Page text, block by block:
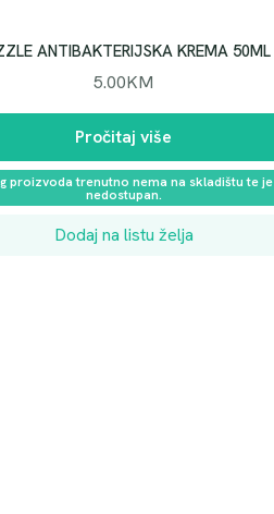
ANTIBAKTERIJSKA KREMA 50ML
5.00KM
Pročitaj više
proizvoda trenutno nema na skladištu te je
nedostupan.
Dodaj na listu želja